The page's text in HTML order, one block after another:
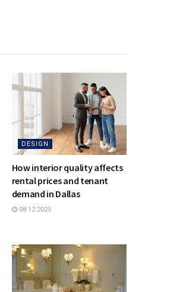
DESIGN
How interior quality affects
rental prices and tenant
demand in Dallas
08.12.2025